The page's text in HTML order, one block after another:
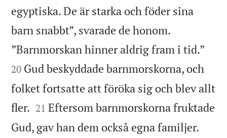
egyptiska. De är starka och föder sina
barn snabbt”, svarade de honom.
”Barnmorskan hinner aldrig fram i tid.”
20 Gud beskyddade barnmorskorna, och
folket fortsatte att föröka sig och blev allt
fler. 

21 Eftersom barnmorskorna fruktade
Gud, gav han dem också egna familjer.